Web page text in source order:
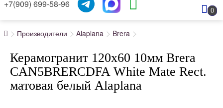
+7(909) 699-58-96
0
Производители Alaplana Brera
Керамогранит 120x60 10мм Brera
CAN5BRERCDFA White Mate Rect.
матовая белый Alaplana